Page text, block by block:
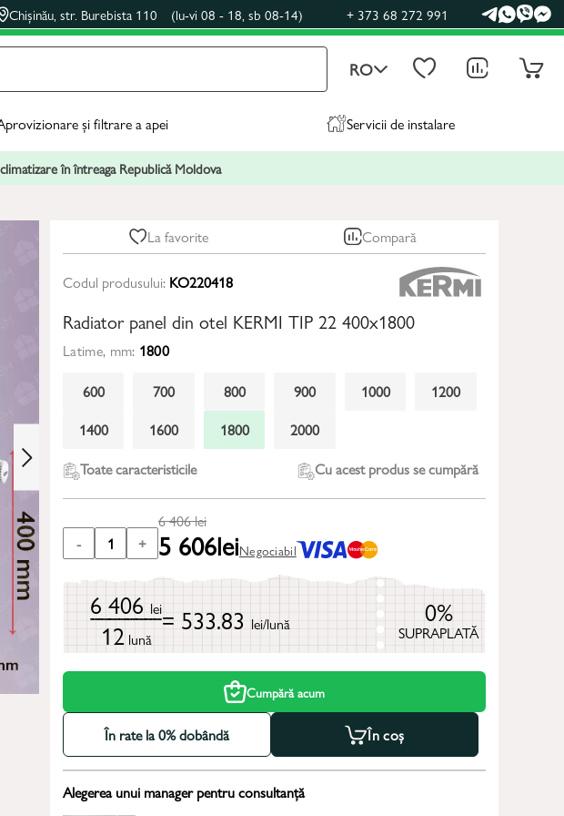
Chișinău, str. Burebista 110 (lu-vi 08 - 18, sb 08-14) + 373 68 272 991
RO
și filtrare a apei Servicii de instalare
în întreaga Republică Moldova
La favorite Compară
Codul produsului: KO220418
Radiator panel din otel KERMI TIP 22 400x1800
Latime, mm: 1800
600
700 800 900 1000
1200
1400
1600 1800
2000
Toate caracteristicile
Cu acest produs se cumpără
- 1 +
6 406lei
5 606leiNegociabil
6 406 lei
12 lună
= 533.83 lei/lună 0%
SUPRAPLATĂ
Cumpără acum
În rate la 0% dobândă În coș
Alegerea unui manager pentru consultanță